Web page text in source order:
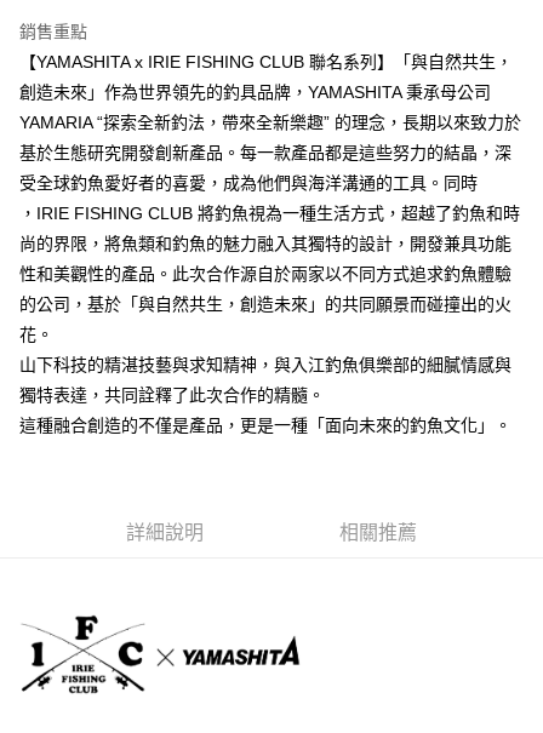
台新國際商業銀行
台灣樂天信用卡公司
相關說明
【大哥付你分期使用說明】
2.付款方式選擇「大哥付你分期」，訂單成立後會自動跳轉到大哥付的交易
流程，驗證手機門號後，選擇欲分期的期數、繳款截止日，確認付款後即完
成交易。
3.實際核准額度、可分期數及費用金額請依後續交易確認頁面所載為準。
4.訂單成立30分鐘內，如未前往確認交易或遇審核未通過，訂單將自動取
消。如遇「轉專審核」未通過狀況，表示未達大哥付你分期系統評分，恕無
【繳款方式說明】
1.分期款項不併入電信帳單，「大哥付你分期」於每月結算日後寄送繳費提
醒簡訊。
2.透過簡訊連結打開帳單後，可選擇「超商條碼／台灣大直營門市／銀行轉
帳／街口支付／iPASS MONEY」等通路繳費。
【注意事項】
1.本服務係由「台灣大哥大股份有限公司」（以下簡稱本公司）所提供，讓
用戶於交易時，得透過本服務購買商品或服務，並由商店將買賣／分期付款
3.完整用戶服務條款，請詳閱以下連結：
https://oppay.tw/userRule
AFTEE先享後付
相關說明
【關於「AFTEE先享後付」】
AFTEE先享後付是「在收到商品之後才付款」的支付方式。 讓您購物簡單
便利好安心！
１．簡單：不需註冊會員、不需綁卡、不需儲值。
２．便利：只要手機號碼，簡訊認證，即可結帳。
３．安心：先確認商品／服務後，再付款。
【「AFTEE先享後付」結帳流程】
１．於結帳方式選擇「AFTEE先享後付」後，將跳轉至「AFTEE先享後付」
結帳頁面，進行簡訊認證並確認金額後，即可完成結帳。
３．收到繳費通知簡訊後14天內，點擊此簡訊中的連結，可透過四大超商／
ATM／網路銀行／等多元方式進行付款，方視為交易完成。
※ 請注意：結帳手續完成當下不需立刻繳費，但若您需要取消訂單，請聯絡
購買商品的店家。未經商家同意取消之訂單仍視為有效，需透過AFTEE先享
客戶支援中心」https://netprotections.freshdesk.com/support/home
權轉讓予恩沛科技股份有限公司。
２．關於個人資料處理事宜，請瀏覽以下網址：
https://aftee.tw/terms/#terms3
３．未成年的使用者請事先徵得法定代理人或監護人之同意方可使用
ATM付款
貨到付款
運送方式
全家取貨付款
每筆NT$60，滿NT$1,200(含以上)免運費
付款後全家取貨
每筆NT$60，滿NT$1,200(含以上)免運費
付款後7-11取貨
每筆NT$100，滿NT$2,000(含以上)免運費
離島一般宅配
銷售重點
【YAMASHITA x IRIE FISHING CLUB 聯名系列】「與自然共生，
創造未來」作為世界領先的釣具品牌，YAMASHITA 秉承母公司
YAMARIA “探索全新釣法，帶來全新樂趣” 的理念，長期以來致力於
基於生態研究開發創新產品。每一款產品都是這些努力的結晶，深
受全球釣魚愛好者的喜愛，成為他們與海洋溝通的工具。同時
，IRIE FISHING CLUB 將釣魚視為一種生活方式，超越了釣魚和時
尚的界限，將魚類和釣魚的魅力融入其獨特的設計，開發兼具功能
性和美觀性的產品。此次合作源自於兩家以不同方式追求釣魚體驗
的公司，基於「與自然共生，創造未來」的共同願景而碰撞出的火
花。
山下科技的精湛技藝與求知精神，與入江釣魚俱樂部的細膩情感與
獨特表達，共同詮釋了此次合作的精髓。
這種融合創造的不僅是產品，更是一種「面向未來的釣魚文化」。
詳細說明 相關推薦